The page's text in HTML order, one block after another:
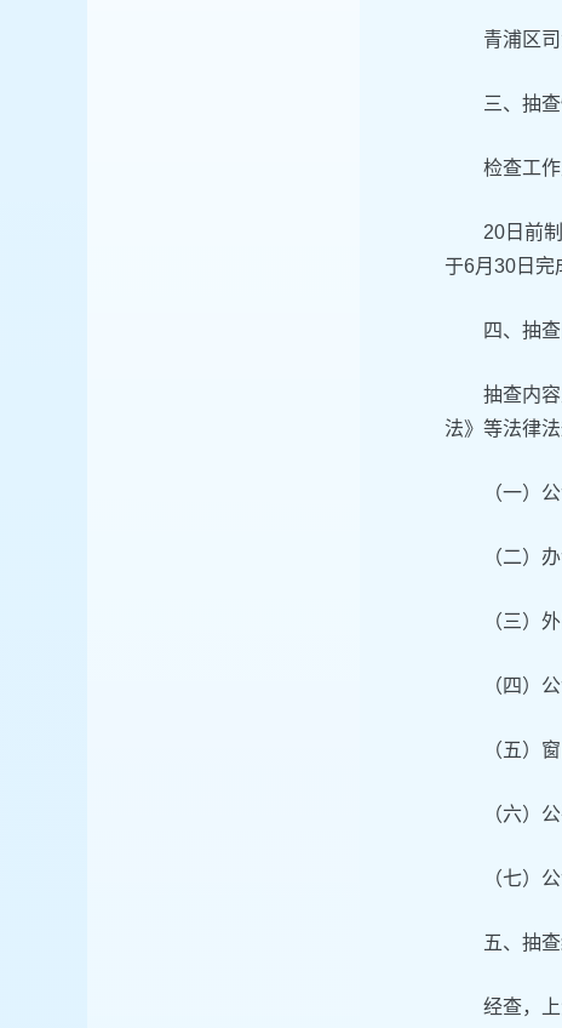
青浦区
三、抽
检查工
20日前
于6月30日完
四、抽
抽查内
法》等法律
（一）
（二）
（三）
（四）
（五）
（六）
（七）
五、抽
经查，